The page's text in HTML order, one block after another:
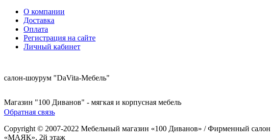
О компании
Доставка
Оплата
Регистрация на сайте
Личный кабинет
салон-шоурум "DaVita-Мебель"
Магазин "100 Диванов" - мягкая и корпусная мебель
Обратная связь
Copyright © 2007-2022 Мебельный магазин «100 Диванов» / Фирменный
«МАЯК», 2й этаж